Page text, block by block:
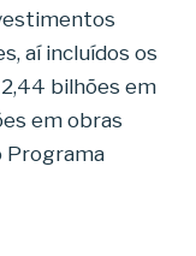
aí incluídos os
bilhões em
em obras
Programa